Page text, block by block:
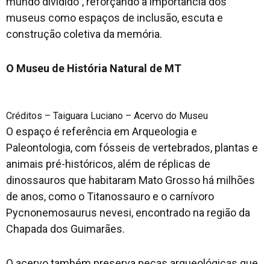
museus como espaços de inclusão, escuta e
construção coletiva da memória.
O Museu de História Natural de MT
Créditos – Taiguara Luciano – Acervo do Museu
O espaço é referência em Arqueologia e
Paleontologia, com fósseis de vertebrados, plantas e
animais pré-históricos, além de réplicas de
dinossauros que habitaram Mato Grosso há milhões
de anos, como o Titanossauro e o carnívoro
Pycnonemosaurus nevesi, encontrado na região da
Chapada dos Guimarães.